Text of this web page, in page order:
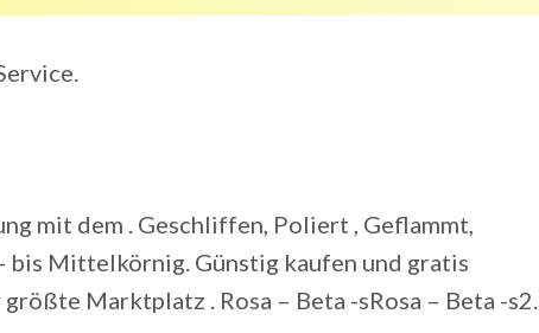
mit dem . Geschliffen, Poliert , Geflammt,
bis Mittelkörnig. Günstig kaufen und gratis
Marktplatz . Rosa – Beta -sRosa – Beta -s2.